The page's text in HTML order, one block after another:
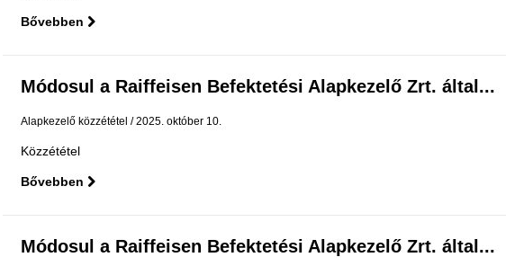
Bővebben
Módosul a Raiffeisen Befektetési Alapkezelő Zrt. által...
Alapkezelő közzététel 2025. október 10.
Közzététel
Bővebben
Módosul a Raiffeisen Befektetési Alapkezelő Zrt. által...